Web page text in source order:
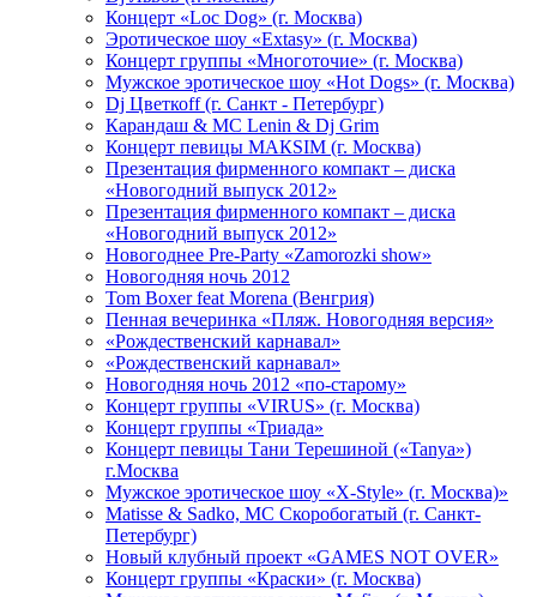
Концерт «Loc Dog» (г. Москва)
Эротическое шоу «Extasy» (г. Москва)
Концерт группы «Многоточие» (г. Москва)
Мужское эротическое шоу «Hot Dogs» (г. Москва)
Dj Цветкоff (г. Санкт - Петербург)
Карандаш & МС Lenin & Dj Grim
Концерт певицы МАКSIМ (г. Москва)
Презентация фирменного компакт – диска
«Новогодний выпуск 2012»
Презентация фирменного компакт – диска
«Новогодний выпуск 2012»
Новогоднее Pre-Party «Zamorozki show»
Новогодняя ночь 2012
Tom Boxer feat Morena (Венгрия)
Пенная вечеринка «Пляж. Новогодняя версия»
«Рождественский карнавал»
«Рождественский карнавал»
Новогодняя ночь 2012 «по-старому»
Концерт группы «VIRUS» (г. Москва)
Концерт группы «Триада»
Концерт певицы Тани Терешиной («Tanya»)
г.Москва
Мужское эротическое шоу «X-Style» (г. Москва)»
Matissе & Sadko, MC Скоробогатый (г. Санкт-
Петербург)
Новый клубный проект «GAMES NOT OVER»
Концерт группы «Краски» (г. Москва)